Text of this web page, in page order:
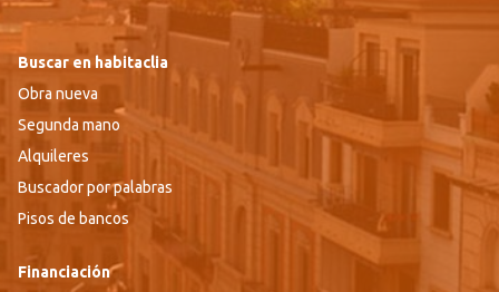
Buscar en habitaclia
Obra nueva
Segunda mano
Alquileres
Buscador por palabras
Pisos de bancos
Financiación